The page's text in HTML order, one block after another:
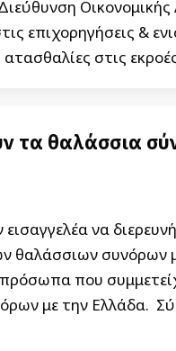
επιχορηγήσεις &
στις
τα θαλάσσια
να
θαλάσσιων συνόρων
πρόσωπα που
με την Ελλάδα.